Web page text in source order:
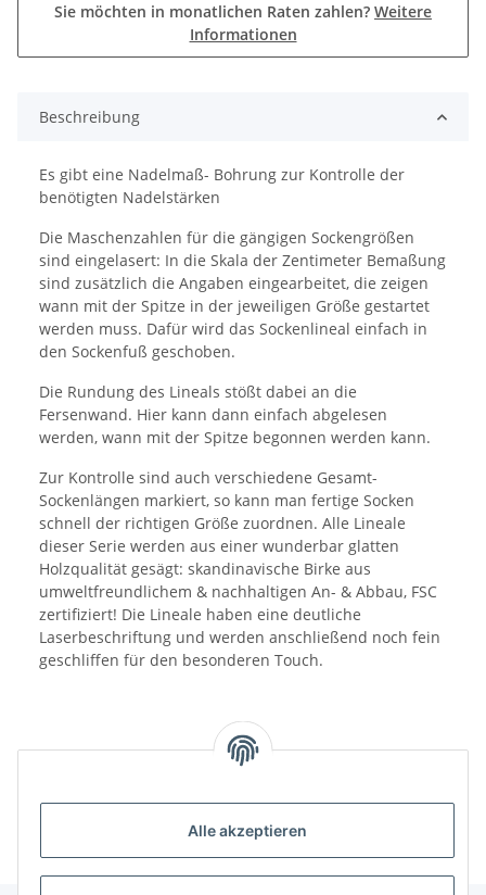
Alle akzeptieren
Sie möchten in monatlichen Raten zahlen? Weitere
Informationen
Beschreibung
Es gibt eine Nadelmaß- Bohrung zur Kontrolle der
benötigten Nadelstärken
Die Maschenzahlen für die gängigen Sockengrößen
sind eingelasert: In die Skala der Zentimeter Bemaßung
sind zusätzlich die Angaben eingearbeitet, die zeigen
wann mit der Spitze in der jeweiligen Größe gestartet
werden muss. Dafür wird das Sockenlineal einfach in
den Sockenfuß geschoben.
Die Rundung des Lineals stößt dabei an die
Fersenwand. Hier kann dann einfach abgelesen
werden, wann mit der Spitze begonnen werden kann.
Zur Kontrolle sind auch verschiedene Gesamt-
Sockenlängen markiert, so kann man fertige Socken
schnell der richtigen Größe zuordnen. Alle Lineale
dieser Serie werden aus einer wunderbar glatten
Holzqualität gesägt: skandinavische Birke aus
umweltfreundlichem & nachhaltigen An- & Abbau, FSC
zertifiziert! Die Lineale haben eine deutliche
Laserbeschriftung und werden anschließend noch fein
geschliffen für den besonderen Touch.